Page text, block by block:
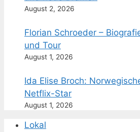
August 2, 2026
Florian Schroeder –
und Tour
August 1, 2026
Ida Elise Broch:
Netflix-Star
August 1, 2026
Lokal